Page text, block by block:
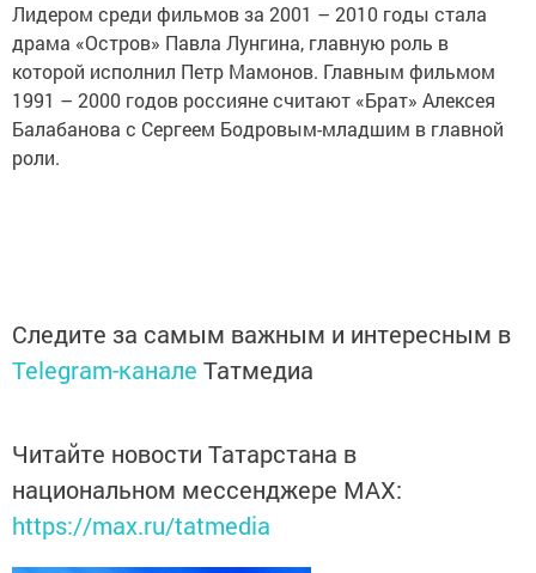
Лидером среди фильмов за 2001 – 2010 годы стала
драма «Остров» Павла Лунгина, главную роль в
которой исполнил Петр Мамонов. Главным фильмом
1991 – 2000 годов россияне считают «Брат» Алексея
Балабанова с Сергеем Бодровым-младшим в главной
роли.
Следите за самым важным и интересным в
Telegram-канале Татмедиа
Читайте новости Татарстана в
национальном мессенджере MАХ:
https://max.ru/tatmedia